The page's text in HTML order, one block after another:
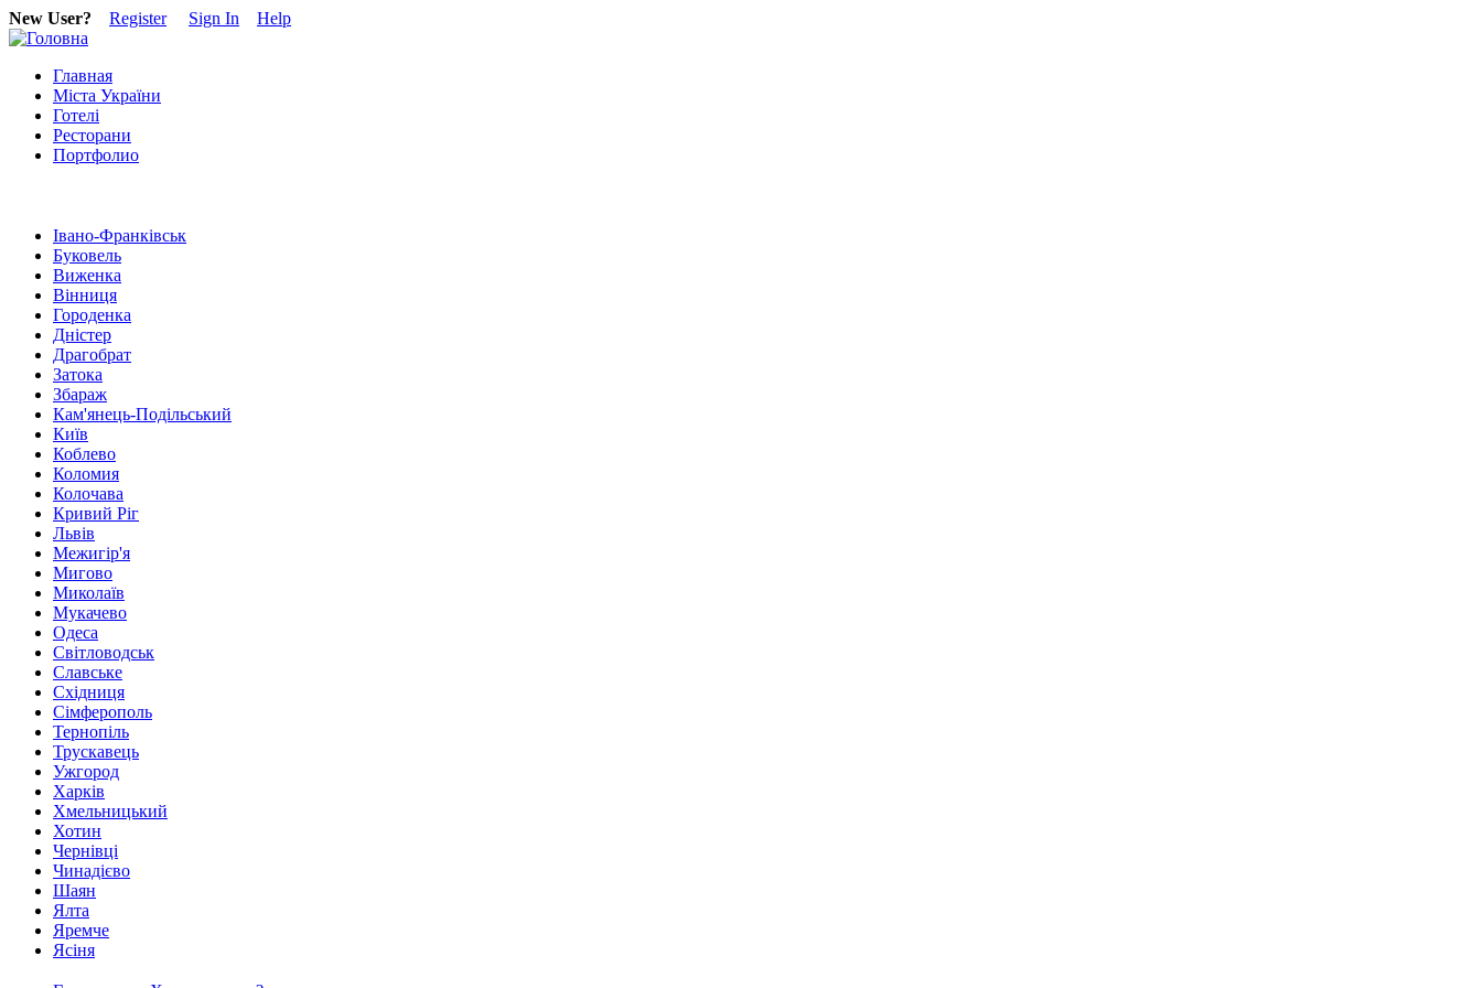
New User? Register Sign In Help
Главная
Міста України
Готелі
Ресторани
Портфолио
Івано-Франківськ
Буковель
Виженка
Вінниця
Городенка
Дністер
Драгобрат
Затока
Збараж
Кам'янець-Подільський
Київ
Коблево
Коломия
Колочава
Кривий Ріг
Львів
Межигір'я
Мигово
Миколаїв
Мукачево
Одеса
Світловодськ
Славське
Східниця
Сімферополь
Тернопіль
Трускавець
Ужгород
Харків
Хмельницький
Хотин
Чернівці
Чинадієво
Шаян
Ялта
Яремче
Ясіня